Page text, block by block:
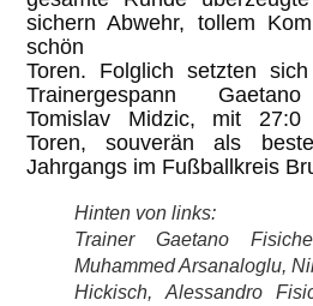
sichern Abwehr, tollem
schön
Toren. Folglich setzten sich
Trainergespann
Tomislav Midzic, mit 27:0
Toren,souveränals
Jahrgangs im Fußballkreis
Hinten von links:
Trainer Gaetano
Muhammed Arsanaloglu,
Hickisch, Alessandro